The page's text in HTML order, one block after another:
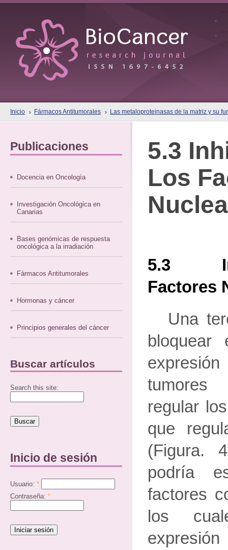
Inicio Fármacos Antitumorales Las metaloproteinasas de la matriz y su
Publicaciones
Docencia en Oncología
Investigación Oncológica en
Canarias
Bases genómicas de respuesta
oncológica a la irradiación
Fármacos Antitumorales
Hormonas y cáncer
Principios generales del cáncer
Buscar artículos
Search this site:
Inicio de sesión
Usuario: *
Contraseña: *
5.3
Los
5.3
Factores
Una
regular
que
(Figura.
podría
factores
los